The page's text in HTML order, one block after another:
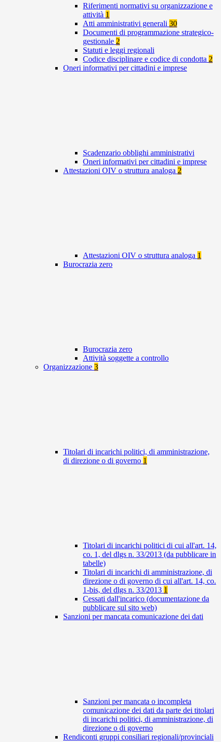
Riferimenti normativi su organizzazione e
attività 1
Atti amministrativi generali 30
Documenti di programmazione strategico-
gestionale 2
Statuti e leggi regionali
Codice disciplinare e codice di condotta 2
Oneri informativi per cittadini e imprese
Scadenzario obblighi amministrativi
Oneri informativi per cittadini e imprese
Attestazioni OIV o struttura analoga 2
Attestazioni OIV o struttura analoga 1
Burocrazia zero
Burocrazia zero
Attività soggette a controllo
Organizzazione 3
Titolari di incarichi politici, di amministrazione,
di direzione o di governo 1
Titolari di incarichi politici di cui all'art. 14,
co. 1, del dlgs n. 33/2013 (da pubblicare in
tabelle)
Titolari di incarichi di amministrazione, di
direzione o di governo di cui all'art. 14, co.
1-bis, del dlgs n. 33/2013 1
Cessati dall'incarico (documentazione da
pubblicare sul sito web)
Sanzioni per mancata comunicazione dei dati
Sanzioni per mancata o incompleta
comunicazione dei dati da parte dei titolari
di incarichi politici, di amministrazione, di
direzione o di governo
Rendiconti gruppi consiliari regionali/provinciali